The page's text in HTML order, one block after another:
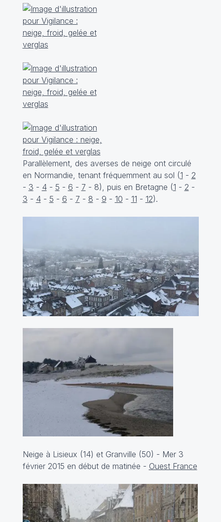
Parallèlement, des averses de neige ont circulé
en Normandie, tenant fréquemment au sol (1 - 2
- 3 - 4- 5 - 6 - 7 - 8), puis en Bretagne (1 - 2 -
3 - 4- 5 - 6 - 7 - 8 - 9 - 10 - 11 - 12).
Neige à Lisieux (14) et Granville (50) - Mer 3
février 2015 en début de matinée - Ouest France